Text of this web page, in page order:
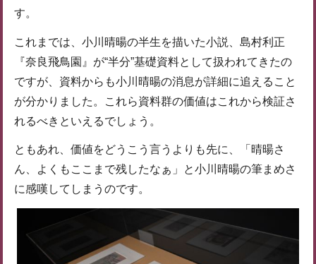
す。
これまでは、小川晴暘の半生を描いた小説、島村利正
『奈良飛鳥園』が“半分”基礎資料として扱われてきたの
ですが、資料からも小川晴暘の消息が詳細に追えること
が分かりました。これら資料群の価値はこれから検証さ
れるべきといえるでしょう。
ともあれ、価値をどうこう言うよりも先に、「晴暘さ
ん、よくもここまで残したなぁ」と小川晴暘の筆まめさ
に感嘆してしまうのです。